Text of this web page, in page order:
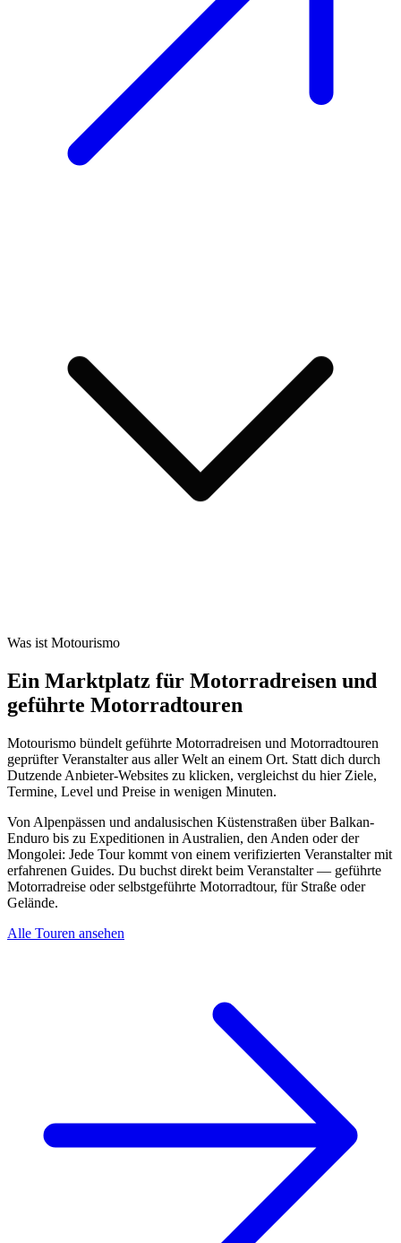
Was ist Motourismo
Ein Marktplatz für Motorradreisen und
geführte Motorradtouren
Motourismo bündelt geführte Motorradreisen und Motorradtouren
geprüfter Veranstalter aus aller Welt an einem Ort. Statt dich durch
Dutzende Anbieter-Websites zu klicken, vergleichst du hier Ziele,
Termine, Level und Preise in wenigen Minuten.
Von Alpenpässen und andalusischen Küstenstraßen über Balkan-
Enduro bis zu Expeditionen in Australien, den Anden oder der
Mongolei: Jede Tour kommt von einem verifizierten Veranstalter mit
erfahrenen Guides. Du buchst direkt beim Veranstalter — geführte
Motorradreise oder selbstgeführte Motorradtour, für Straße oder
Gelände.
Alle Touren ansehen